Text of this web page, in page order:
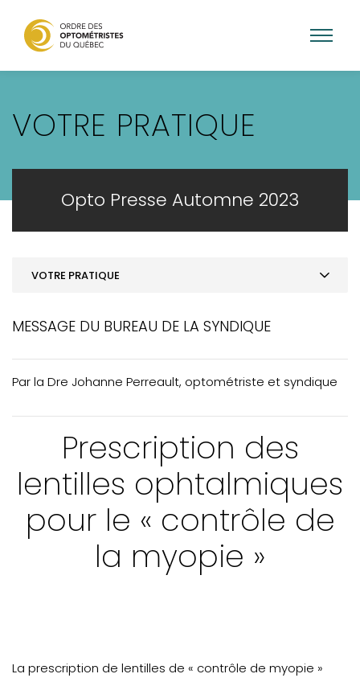
contenu
VOTRE PRATIQUE
Opto Presse Automne 2023
VOTRE PRATIQUE
ACTUALITÉS
déficience
Étude clinique : diabète
VOTRE FORMATION CONTINUE
MESSAGE DU BUREAU DE LA SYNDIQUE
Par la Dre Johanne Perreault, optométriste et syndique
Prescription des
lentilles ophtalmiques
pour le « contrôle de
la myopie »
La prescription de lentilles de « contrôle de myopie »